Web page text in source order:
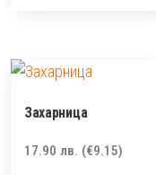
Захарница
17.90 лв. (€9.15)